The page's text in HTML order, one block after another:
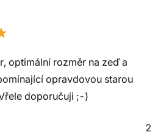
optimální rozměr na zeď a
opravdovou starou
doporučuji ;-)
2